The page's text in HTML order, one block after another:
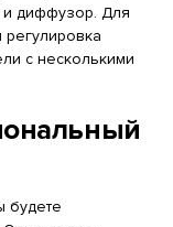
и диффузор. Для
регулировка
с несколькими
будете